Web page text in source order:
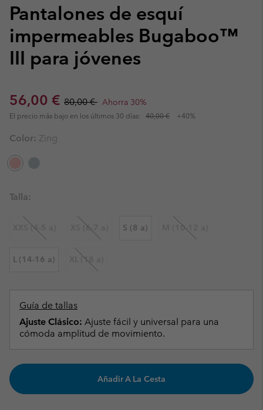
Pantalones de esquí
impermeables Bugaboo™
III para jóvenes
Sale price:
56,00 € Regular price:
80,00 € Ahorra 30%
El precio más bajo en los últimos 30 días: 40,00 € +40%
Color: Zing
Talla:
XXS (4-5 a) XS (6-7 a) S (8 a) M (10-12 a)
L (14-16 a) XL (18 a)
Guía de tallas
Ajuste Clásico: Ajuste fácil y universal para una
cómoda amplitud de movimiento.
Añadir A La Cesta